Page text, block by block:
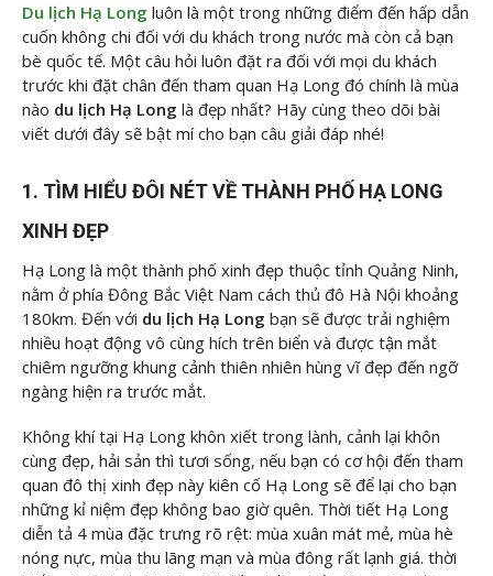
Du lịch Hạ Long luôn là một trong những điểm đến hấp dẫn
cuốn không chi đối với du khách trong nước mà còn cả bạn
bè quốc tế. Một câu hỏi luôn đặt ra đối với mọi du khách
trước khi đặt chân đến tham quan Hạ Long đó chính là mùa
nào du lịch Hạ Long là đẹp nhất? Hãy cùng theo dõi bài
viết dưới đây sẽ bật mí cho bạn câu giải đáp nhé!
1. TÌM HIỂU ĐÔI NÉT VỀ THÀNH PHỐ HẠ LONG
XINH ĐẸP
Hạ Long là một thành phố xinh đẹp thuộc tỉnh Quảng Ninh,
nằm ở phía Đông Bắc Việt Nam cách thủ đô Hà Nội khoảng
180km. Đến với du lịch Hạ Long bạn sẽ được trải nghiệm
nhiều hoạt động vô cùng hích trên biển và được tận mắt
chiêm ngưỡng khung cảnh thiên nhiên hùng vĩ đẹp đến ngỡ
ngàng hiện ra trước mắt.
Không khí tại Hạ Long khôn xiết trong lành, cảnh lại khôn
cùng đẹp, hải sản thì tươi sống, nếu bạn có cơ hội đến tham
quan đô thị xinh đẹp này kiên cố Hạ Long sẽ để lại cho bạn
những kỉ niệm đẹp không bao giờ quên. Thời tiết Hạ Long
diễn tả 4 mùa đặc trưng rõ rệt: mùa xuân mát mẻ, mùa hè
nóng nực, mùa thu lãng mạn và mùa đông rất lạnh giá. thời